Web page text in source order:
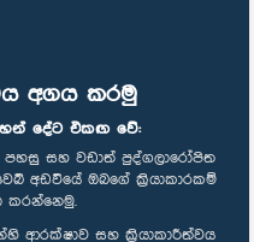
අගය කරමු
දේට එකඟ වේ:
පහසු සහ වඩාත් පුද්ගලාරෝපිත
අඩවියේ ඔබගේ ක්‍රියාකාරකම්
කරන්නෙමු.
ආරක්ෂාව සහ ක්‍රියාකාරීත්වය